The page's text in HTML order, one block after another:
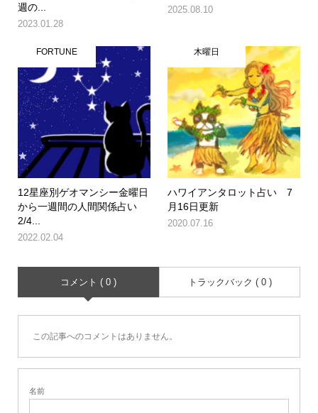
週の...
2023.01.28
2025.08.10
FORTUNE
12星座別ゲオマンシー金曜日
から一週間の人間関係占い
2/4...
2022.02.04
木曜日
ハワイアンタロット占い 7
月16日更新
2020.07.16
コメント ( 0 ) トラックバック ( 0 )
この記事へのコメントはありません。
名前